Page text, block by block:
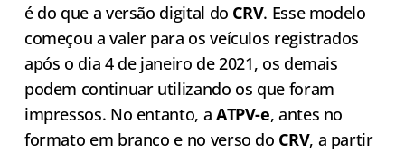
é do que a versão digital do CRV. Esse modelo
começou a valer para os veículos registrados
após o dia 4 de janeiro de 2021, os demais
podem continuar utilizando os que foram
impressos. No entanto, a ATPV-e, antes no
formato em branco e no verso do CRV, a partir